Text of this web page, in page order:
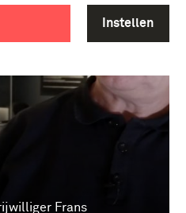
Instellen
Frans